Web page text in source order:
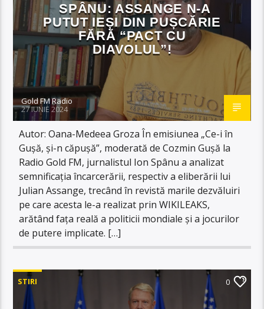
SPÂNU: ASSANGE N-A
PUTUT IEȘI DIN PUȘCĂRIE
FĂRĂ “PACT CU
DIAVOLUL”!
Gold FM Radio
27 IUNIE 2024
Autor: Oana-Medeea Groza În emisiunea „Ce-i în
Gușă, și-n căpușă”, moderată de Cozmin Gușă la
Radio Gold FM, jurnalistul Ion Spânu a analizat
semnificația încarcerării, respectiv a eliberării lui
Julian Assange, trecând în revistă marile dezvăluiri
pe care acesta le-a realizat prin WIKILEAKS,
arătând fața reală a politicii mondiale și a jocurilor
de putere implicate. […]
STIRI 0